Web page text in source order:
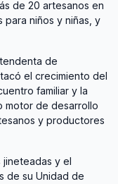
de 20 artesanos en
niños y niñas, y
de
el crecimiento del
familiar y la
motor de desarrollo
y productores
y el
de su Unidad de